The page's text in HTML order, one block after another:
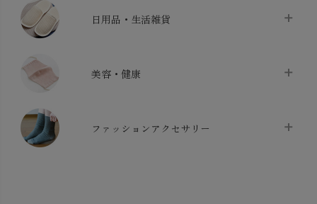
ベッドシーツ
布団カバー・カバーセット
枕・ピローケース
ケット・綿毛布 chevron_right
日用品・生活雑貨
クッション
生地・手芸用品
スリッパ・ルームシューズ
せっけん・洗剤
美容・健康
マスク
コットン・綿棒
ファッションアクセサリー